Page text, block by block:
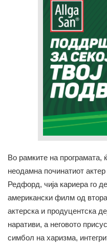
Во рамките на програмата,
неодамна починатиот
Редфорд, чија кариера го
американски филм од
актерска и продуцентска
наративи, а неговото
симбол на харизма,